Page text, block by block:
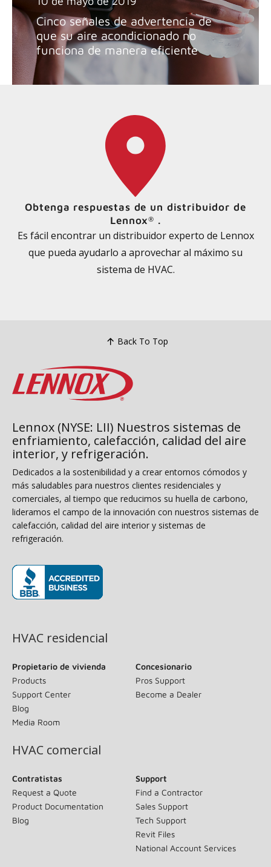
Cinco señales de advertencia de
que su aire acondicionado no
funciona de manera eficiente
Obtenga respuestas de un distribuidor de
Lennox® .
Es fácil encontrar un distribuidor experto de Lennox
que pueda ayudarlo a aprovechar al máximo su
sistema de HVAC.
Back To Top
Lennox (NYSE: LII) Nuestros sistemas de
enfriamiento, calefacción, calidad del aire
interior, y refrigeración.
Dedicados a la sostenibilidad y a crear entornos cómodos y
más saludables para nuestros clientes residenciales y
comerciales, al tiempo que reducimos su huella de carbono,
lideramos el campo de la innovación con nuestros sistemas de
calefacción, calidad del aire interior y sistemas de
refrigeración.
HVAC residencial
Propietario de vivienda
Products
Support Center
Blog
Media Room
Concesionario
Pros Support
Become a Dealer
HVAC comercial
Contratistas
Request a Quote
Product Documentation
Blog
Support
Find a Contractor
Sales Support
Tech Support
Revit Files
National Account Services